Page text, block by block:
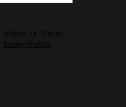
iPhone 14
iPhone
SmileyWorld®